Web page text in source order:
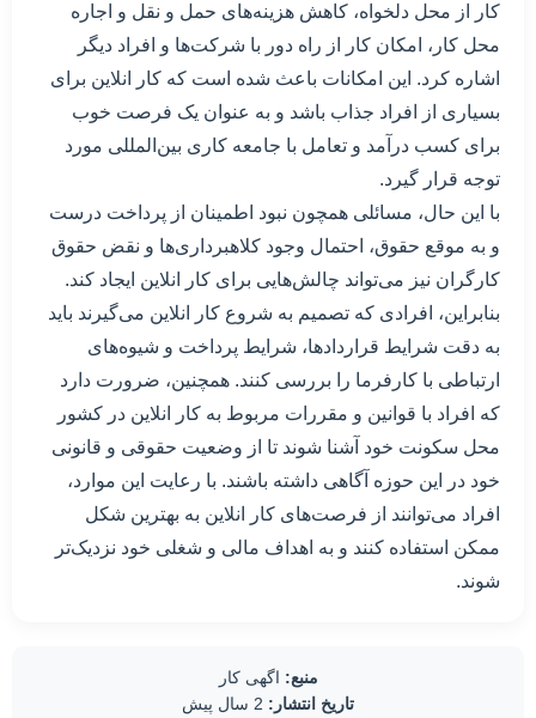
کار از محل دلخواه، کاهش هزینه‌های حمل و نقل و اجاره
محل کار، امکان کار از راه دور با شرکت‌ها و افراد دیگر
اشاره کرد. این امکانات باعث شده است که کار انلاین برای
بسیاری از افراد جذاب باشد و به عنوان یک فرصت خوب
برای کسب درآمد و تعامل با جامعه کاری بین‌المللی مورد
توجه قرار گیرد.
با این حال، مسائلی همچون نبود اطمینان از پرداخت درست
و به موقع حقوق، احتمال وجود کلاهبرداری‌ها و نقض حقوق
کارگران نیز می‌تواند چالش‌هایی برای کار انلاین ایجاد کند.
بنابراین، افرادی که تصمیم به شروع کار انلاین می‌گیرند باید
به دقت شرایط قراردادها، شرایط پرداخت و شیوه‌های
ارتباطی با کارفرما را بررسی کنند. همچنین، ضرورت دارد
که افراد با قوانین و مقررات مربوط به کار انلاین در کشور
محل سکونت خود آشنا شوند تا از وضعیت حقوقی و قانونی
خود در این حوزه آگاهی داشته باشند. با رعایت این موارد،
افراد می‌توانند از فرصت‌های کار انلاین به بهترین شکل
ممکن استفاده کنند و به اهداف مالی و شغلی خود نزدیک‌تر
شوند.
منبع: اگهی کار
تاریخ انتشار: